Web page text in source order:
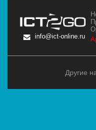
info@ict-online.ru
Другие